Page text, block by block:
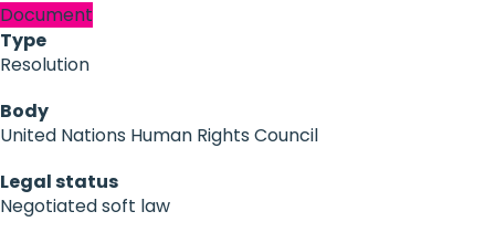
Document
Type
Resolution
Body
United Nations Human Rights Council
Legal status
Negotiated soft law